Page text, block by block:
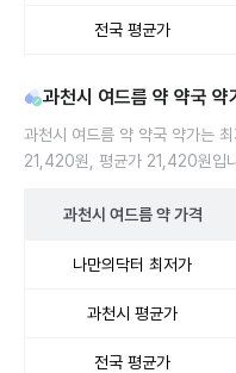
전국 평균가
과천시 여드름 약 약국
과천시 여드름 약 약국 약가는
21,420원, 평균가 21,420원입
과천시 여드름 약가격
나만의닥터 최저가
과천시 평균가
전국 평균가